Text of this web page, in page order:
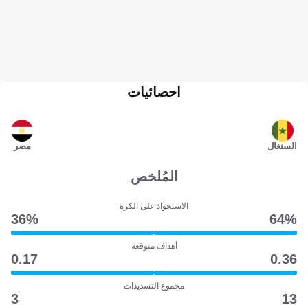
السنغال
احصائيات
مصر
المُلخص
الاستحواذ على الكرة
64‎%‎
36‎%‎
أهداف متوقعة
0.36
0.17
مجموع التسديدات
13
3